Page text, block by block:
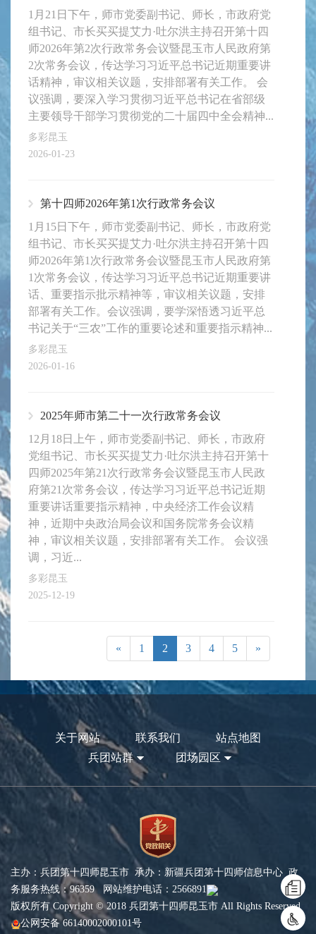
1月21日下午，师市党委副书记、师长，市政府党
组书记、市长买买提艾力·吐尔洪主持召开第十四
师2026年第2次行政常务会议暨昆玉市人民政府第
2次常务会议，传达学习习近平总书记近期重要讲
话精神，审议相关议题，安排部署有关工作。 会
议强调，要深入学习贯彻习近平总书记在省部级
主要领导干部学习贯彻党的二十届四中全会精神...
多彩昆玉
2026-01-23
第十四师2026年第1次行政常务会议
1月15日下午，师市党委副书记、师长，市政府党
组书记、市长买买提艾力·吐尔洪主持召开第十四
师2026年第1次行政常务会议暨昆玉市人民政府第
1次常务会议，传达学习习近平总书记近期重要讲
话、重要指示批示精神等，审议相关议题，安排
部署有关工作。会议强调，要学深悟透习近平总
书记关于“三农”工作的重要论述和重要指示精神...
多彩昆玉
2026-01-16
2025年师市第二十一次行政常务会议
12月18日上午，师市党委副书记、师长，市政府
党组书记、市长买买提艾力·吐尔洪主持召开第十
四师2025年第21次行政常务会议暨昆玉市人民政
府第21次常务会议，传达学习习近平总书记近期
重要讲话重要指示精神，中央经济工作会议精
神，近期中央政治局会议和国务院常务会议精
神，审议相关议题，安排部署有关工作。 会议强
调，习近...
多彩昆玉
2025-12-19
« 1 2 3 4 5 »
关于网站 联系我们
站点地图
兵团站群
团场园区
主办：兵团第十四师昆玉市 承办：新疆兵团第十四师信息中心 政
务服务热线：96359 网站维护电话：2566891
版权所有 Copyright © 2018 兵团第十四师昆玉市 All Rights Reserved
公网安备 66140002000101号